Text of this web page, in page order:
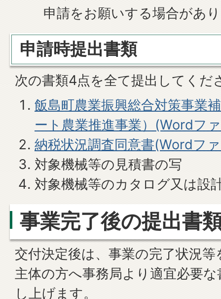
申請をお願いする場合があ
申請時提出書類
次の書類4点を全て提出してくだ
飯島町農業振興総合対策事業
ート農業推進事業）(Wordフ
納税状況調査同意書(Wordフ
対象機械等の見積書の写
対象機械等のカタログ又は設
事業完了後の提出書
交付決定後は、事業の完了状況
主体の方へ事務局より適宜必要
し上げます。